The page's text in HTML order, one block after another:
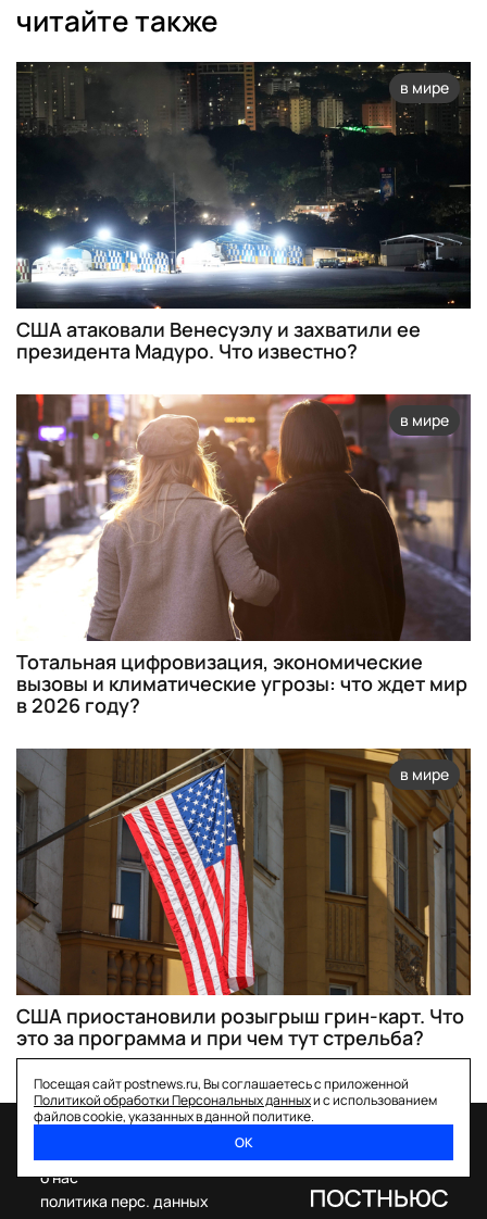
читайте также
в мире
США атаковали Венесуэлу и захватили ее
президента Мадуро. Что известно?
в мире
Тотальная цифровизация, экономические
вызовы и климатические угрозы: что ждет мир
в 2026 году?
в мире
США приостановили розыгрыш грин-карт. Что
это за программа и при чем тут стрельба?
Посещая сайт postnews.ru, Вы соглашаетесь с приложенной
Политикой обработки Персональных данныхи с использованием
файлов cookie, указанных в данной политике.
ОК
о нас
политика перс. данных